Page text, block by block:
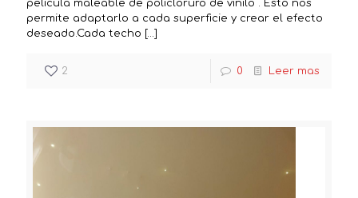
película maleable de policloruro de vinilo . Esto nos
permite adaptarlo a cada superficie y crear el efecto
deseado.Cada techo […]
2 0 Leer mas